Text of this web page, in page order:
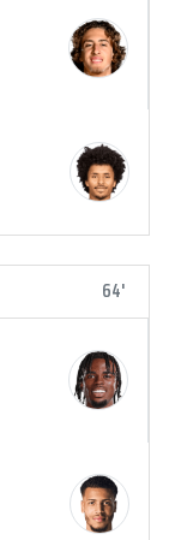
64'